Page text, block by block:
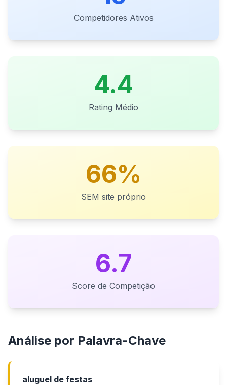
Competidores Ativos
4.4
Rating Médio
66%
SEM site próprio
6.7
Score de Competição
Análise por Palavra-Chave
aluguel de festas